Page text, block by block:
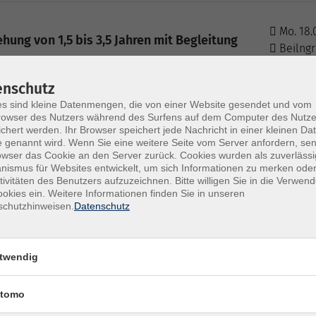
von 1,5 bis 3,5 Jahren mit Begleitung
Mo.
von 1,5 bis 3,5 Jahren mit Begleitung
Mo.
von 1,5 bis 3,5 Jahren mit Begleitung
Mo.
von 1,5 bis 3,5 Jahren mit Begleitung
Mo.
von 1,5 bis 3,5 Jahren mit Begleitung
Mo.
sind kleine Datenmengen, die von einer Website gesendet und vom
des Nutzers während des Surfens auf dem Computer des
werden. Ihr Browser speichert jede Nachricht in einer kleinen
genannt wird. Wenn Sie eine weitere Seite vom Server anfordern,
das Cookie an den Server zurück. Cookies wurden als
für Websites entwickelt, um sich Informationen zu merken
des Benutzers aufzuzeichnen. Bitte willigen Sie in die
ein. Weitere Informationen finden Sie in unseren
Datenschutz